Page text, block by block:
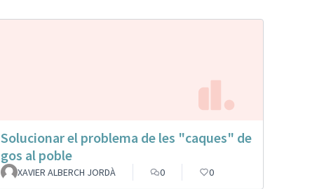
Solucionar el problema de les "caques" de
gos al poble
XAVIER ALBERCH JORDÀ 0 0